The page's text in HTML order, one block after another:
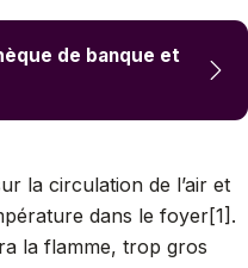
de banque et
la circulation de l’air et
dans le foyer[1].
la flamme, trop gros